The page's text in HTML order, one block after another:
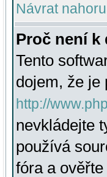
Návrat nahoru
Proč není k
Tento
dojem, že je
http://
nevkládejte
používá
fóra a